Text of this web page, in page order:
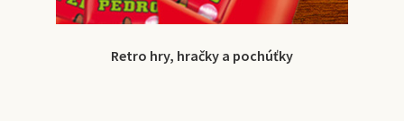
Retro hry, hračky a pochúťky